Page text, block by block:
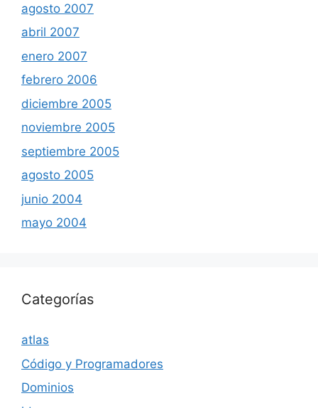
agosto 2007
abril 2007
enero 2007
febrero 2006
diciembre 2005
noviembre 2005
septiembre 2005
agosto 2005
junio 2004
mayo 2004
Categorías
atlas
Código y Programadores
Dominios